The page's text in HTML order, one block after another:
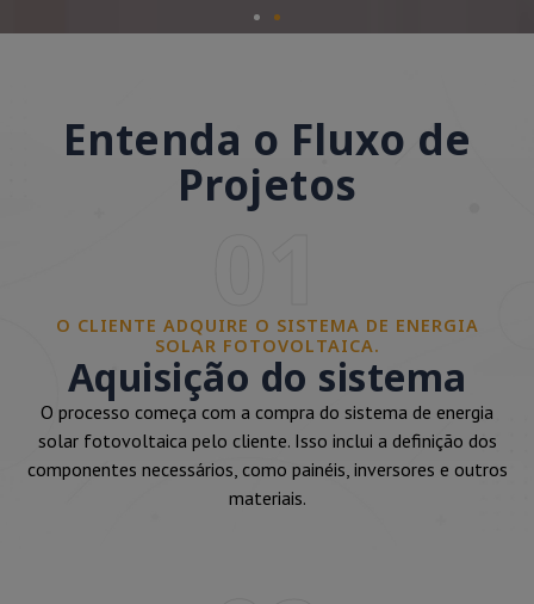
Entenda o Fluxo de
Projetos
O CLIENTE ADQUIRE O SISTEMA DE ENERGIA
SOLAR FOTOVOLTAICA.
Aquisição do sistema
O processo começa com a compra do sistema de energia
solar fotovoltaica pelo cliente. Isso inclui a definição dos
componentes necessários, como painéis, inversores e outros
materiais.